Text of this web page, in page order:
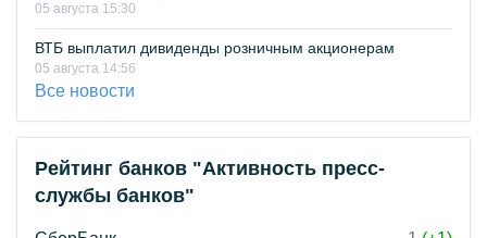
05 августа 15:30
ВТБ выплатил дивиденды розничным акционерам
05 августа 14:56
Все новости
Рейтинг банков "Активность пресс-
службы банков"